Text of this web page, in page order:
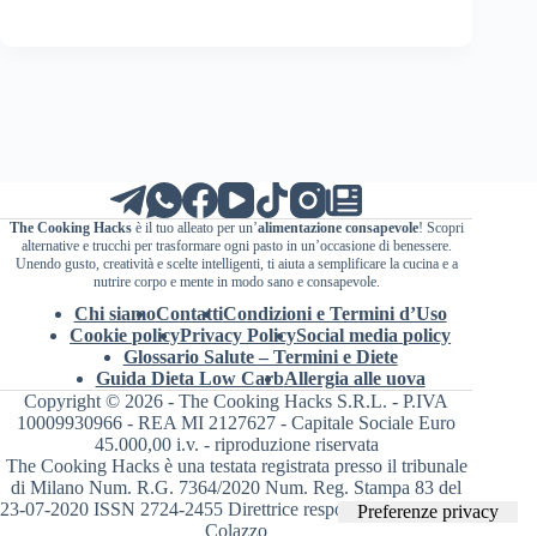
The Cooking Hacksè il tuo alleato per un’alimentazione consapevole! Scopri
alternative e trucchi per trasformare ogni pasto in un’occasione di benessere.
Unendo gusto, creatività e scelte intelligenti, ti aiuta a semplificare la cucina e a
nutrire corpo e mente in modo sano e consapevole.
Chi siamoContattiCondizioni e Termini d’Uso
Cookie policyPrivacy PolicySocial media policy
Glossario Salute – Termini e Diete
Guida Dieta Low CarbAllergia alle uova
Copyright © 2026 - The Cooking Hacks S.R.L. - P.IVA
10009930966 - REA MI 2127627 - Capitale Sociale Euro
45.000,00 i.v. - riproduzione riservata
The Cooking Hacks è una testata registrata presso il tribunale
di Milano Num. R.G. 7364/2020 Num. Reg. Stampa 83 del
23-07-2020 ISSN 2724-2455 Direttrice responsabile Valentina
Colazzo